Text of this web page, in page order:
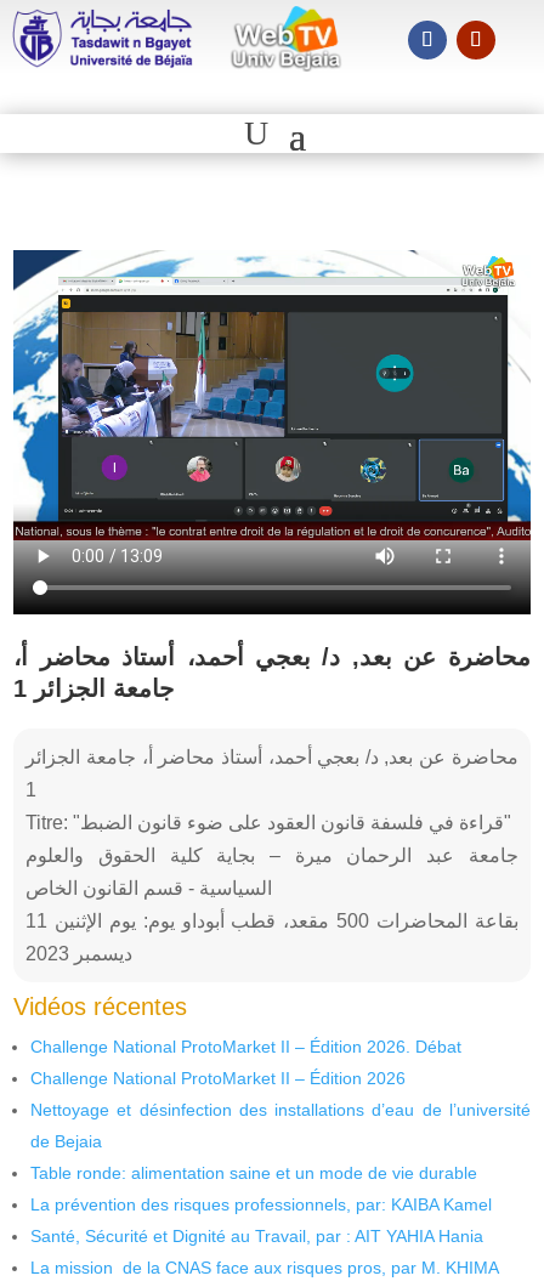
محاضرة عن بعد, د/ بعجي أحمد، أستاذ محاضر أ،
جامعة الجزائر 1
محاضرة عن بعد, د/ بعجي أحمد، أستاذ محاضر أ، جامعة الجزائر
1
Titre: "قراءة في فلسفة قانون العقود على ضوء قانون الضبط"
جامعة عبد الرحمان ميرة – بجاية كلية الحقوق والعلوم
السياسية - قسم القانون الخاص
بقاعة المحاضرات 500 مقعد، قطب أبوداو يوم: يوم الإثنين 11
ديسمبر 2023
Vidéos récentes
Challenge National ProtoMarket II – Édition 2026. Débat
Challenge National ProtoMarket II – Édition 2026
Nettoyage et désinfection des installations d’eau de l’université
de Bejaia
Table ronde: alimentation saine et un mode de vie durable
La prévention des risques professionnels, par: KAIBA Kamel
Santé, Sécurité et Dignité au Travail, par : AIT YAHIA Hania
La mission de la CNAS face aux risques pros, par M. KHIMA